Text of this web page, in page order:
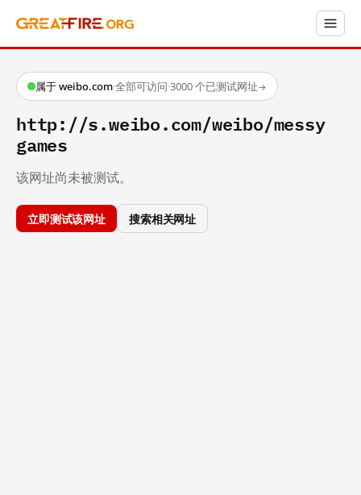
属于 weibo.com·全部可访问·3000 个已测试网址→
http://s.weibo.com/weibo/messy
games
该网址尚未被测试。
立即测试该网址 搜索相关网址